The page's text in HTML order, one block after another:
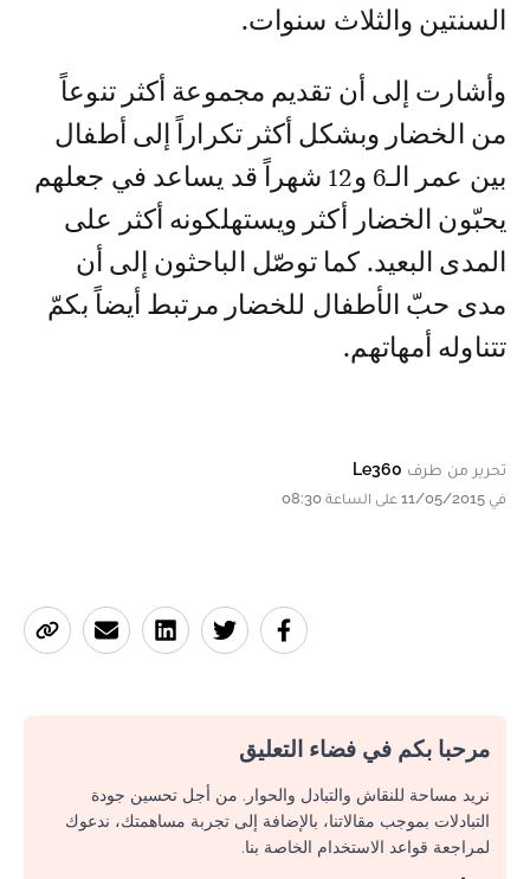
السنتين والثلاث سنوات.
وأشارت إلى أن تقديم مجموعة أكثر تنوعاً
من الخضار وبشكل أكثر تكراراً إلى أطفال
بين عمر الـ6 و12 شهراً قد يساعد في جعلهم
يحبّون الخضار أكثر ويستهلكونه أكثر على
المدى البعيد. كما توصّل الباحثون إلى أن
مدى حبّ الأطفال للخضار مرتبط أيضاً بكمّ
تتناوله أمهاتهم.
تحرير من طرف Le360
في 11/05/2015 على الساعة 08:30
مرحبا بكم في فضاء التعليق
نريد مساحة للنقاش والتبادل والحوار. من أجل تحسين جودة
التبادلات بموجب مقالاتنا، بالإضافة إلى تجربة مساهمتك، ندعوك
لمراجعة قواعد الاستخدام الخاصة بنا.